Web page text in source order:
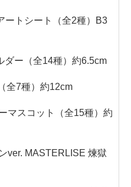
ートシート（全2種）B3
ダー（全14種）約6.5cm
全7種）約12cm
マスコット（全15種）約
ver. MASTERLISE 煉獄